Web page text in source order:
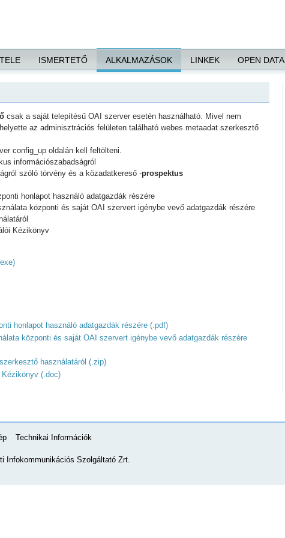
ISMERTETŐ ALKALMAZÁSOK LINKEK OPEN DATA
csak a saját telepítésű OAI szerver esetén használható. Mivel nem
az adminisztrációs felületen található webes metaadat szerkesztő
config_up oldalán kell feltölteni.
információszabadságról
szóló törvény és a közadatkereső -prospektus
honlapot használó adatgazdák részére
központi és saját OAI szervert igénybe vevő adatgazdák részére
Kézikönyv
honlapot használó adatgazdák részére (.pdf)
központi és saját OAI szervert igénybe vevő adatgazdák részére
használatáról (.zip)
(.doc)
Technikai Információk
Infokommunikációs Szolgáltató Zrt.